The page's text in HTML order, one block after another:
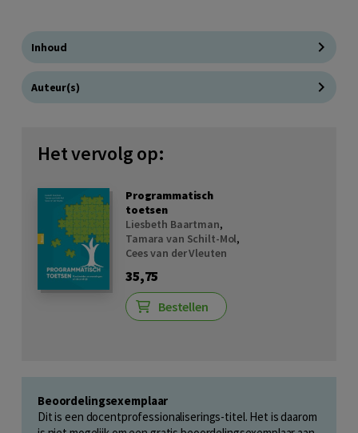
Inhoud
Auteur(s)
Het vervolg op:
Programmatisch
toetsen
Liesbeth Baartman,
Tamara van Schilt-Mol,
Cees van der Vleuten
35,75
Bestellen
Beoordelingsexemplaar
Dit is een docentprofessionaliserings-titel. Het is daarom